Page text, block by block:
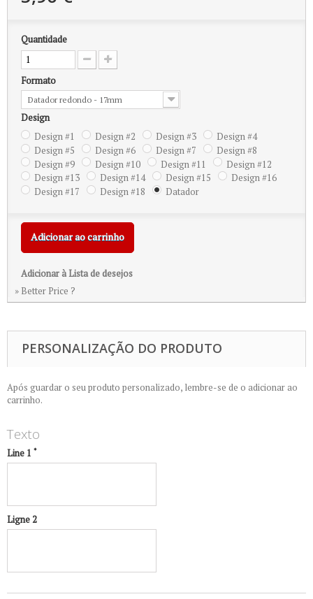
Quantidade
Formato
Datador redondo - 17mm
Design
Design #1
Design #2 Design #3
Design #4
Design #5
Design #6 Design #7
Design #8
Design #9
Design #10 Design #11
Design #12
Design #13
Design #14 Design #15
Design #16
Design #17
Design #18 Datador
Adicionar ao carrinho
Adicionar à Lista de desejos
» Better Price ?
PERSONALIZAÇÃO DO PRODUTO
Após guardar o seu produto personalizado, lembre-se de o adicionar ao
carrinho.
Texto
Line 1 *
Ligne 2